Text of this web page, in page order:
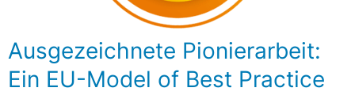
Ausgezeichnete Pionierarbeit:
Ein EU-Model of Best Practice